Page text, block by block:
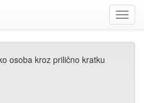
osoba kroz prilično kratku